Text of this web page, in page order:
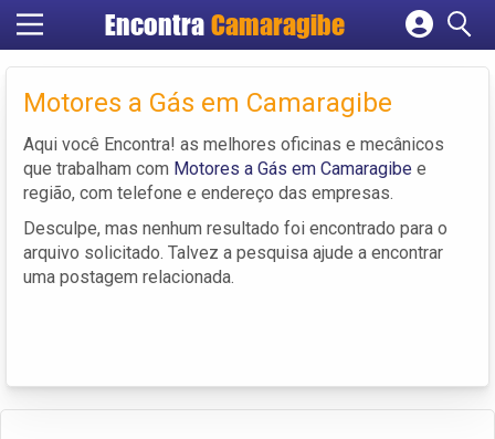
Encontra Camaragibe
Cadastrar empresa
Criar conta
Motores a Gás em Camaragibe
Aqui você Encontra! as melhores oficinas e mecânicos
que trabalham com Motores a Gás em Camaragibe e
região, com telefone e endereço das empresas.
Desculpe, mas nenhum resultado foi encontrado para o
arquivo solicitado. Talvez a pesquisa ajude a encontrar
uma postagem relacionada.